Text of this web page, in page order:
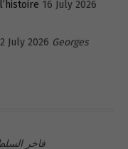
16 July 2026
July 2026 Georges
فاخر